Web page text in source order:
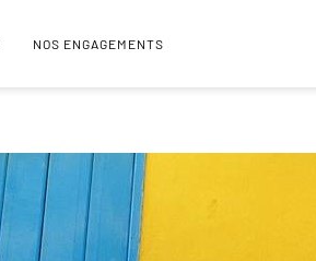
NOS ENGAGEMENTS